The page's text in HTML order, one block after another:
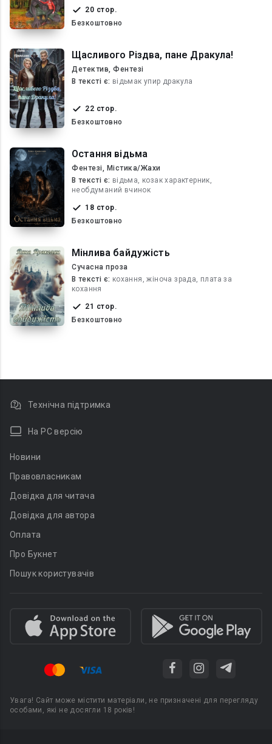
20 стор.
Безкоштовно
Щасливого Різдва, пане Дракула!
Детектив, Фентезі
В текcті є: відьмак упир дракула
22 стор.
Безкоштовно
Остання відьма
Фентезі, Містика/Жахи
В текcті є: відьма, козак характерник,
необдуманий вчинок
18 стор.
Безкоштовно
Мінлива байдужість
Сучасна проза
В текcті є: кохання, жіноча зрада, плата за
кохання
21 стор.
Безкоштовно
Технічна підтримка
На PC версію
Новини
Правовласникам
Довідка для читача
Довідка для автора
Оплата
Про Букнет
Пошук користувачів
Увага! Сайт може містити матеріали, не призначені для перегляду
особами, які не досягли 18 років!